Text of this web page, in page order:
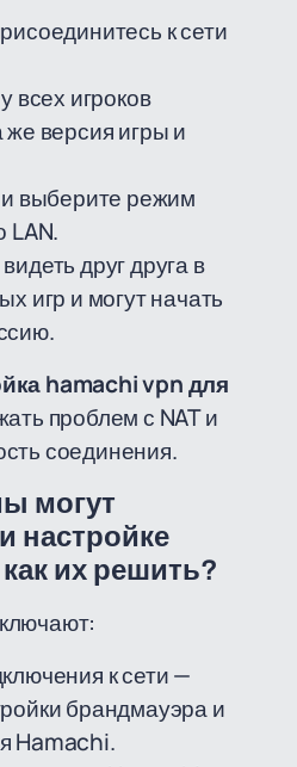
к сети
всех игроков
версия игры и
и выберите режим
LAN.
друг друга в
игр и могут начать
hamachi vpn для
проблем с NAT и
соединения.
могут
настройке
их решить?
к сети —
брандмауэра и
Hamachi.